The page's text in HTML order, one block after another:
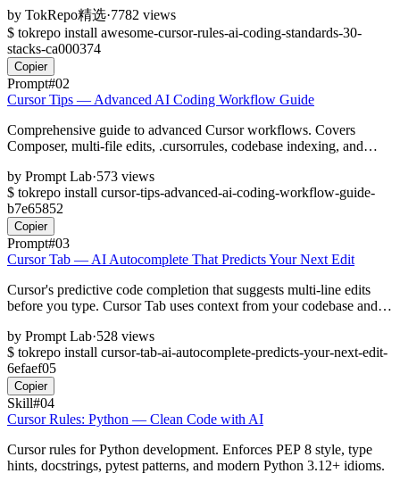
by TokRepo精选·7782 views
$ tokrepo install awesome-cursor-rules-ai-coding-standards-30-
stacks-ca000374
Copier
Prompt#02
Cursor Tips — Advanced AI Coding Workflow Guide
Comprehensive guide to advanced Cursor workflows. Covers
Composer, multi-file edits, .cursorrules, codebase indexing, and
by Prompt Lab·573 views
$ tokrepo install cursor-tips-advanced-ai-coding-workflow-guide-
b7e65852
Copier
Prompt#03
Cursor Tab — AI Autocomplete That Predicts Your Next Edit
Cursor's predictive code completion that suggests multi-line edits
before you type. Cursor Tab uses context from your codebase and
by Prompt Lab·528 views
$ tokrepo install cursor-tab-ai-autocomplete-predicts-your-next-edit-
6efaef05
Copier
Skill#04
Cursor Rules: Python — Clean Code with AI
Cursor rules for Python development. Enforces PEP 8 style, type
hints, docstrings, pytest patterns, and modern Python 3.12+ idioms.